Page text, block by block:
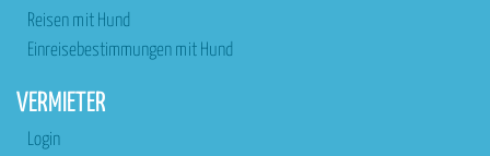
Reisen mit Hund
Einreisebestimmungen mit Hund
VERMIETER
Login